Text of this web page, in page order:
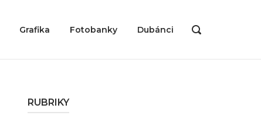
Grafika Fotobanky Dubánci
OPEN
RUBRIKY